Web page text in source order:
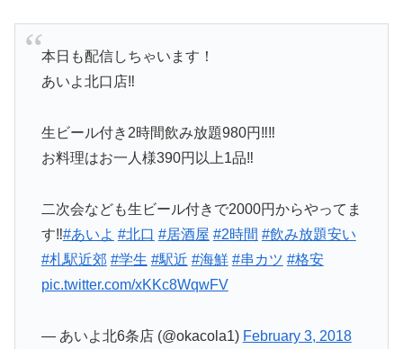
本日も配信しちゃいます！
あいよ北口店‼️
生ビール付き2時間飲み放題980円‼️‼️
お料理はお一人様390円以上1品‼️
二次会なども生ビール付きで2000円からやってま
す‼️#あいよ #北口 #居酒屋 #2時間 #飲み放題安い
#札駅近郊 #学生 #駅近 #海鮮 #串カツ #格安
pic.twitter.com/xKKc8WqwFV
— あいよ北6条店 (@okacola1) February 3, 2018